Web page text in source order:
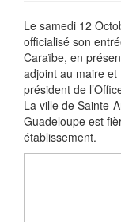
Le samedi 12
officialisé son
Caraïbe, en
adjoint au maire et
président de
La ville de Sainte-
Guadeloupe est
établissement.